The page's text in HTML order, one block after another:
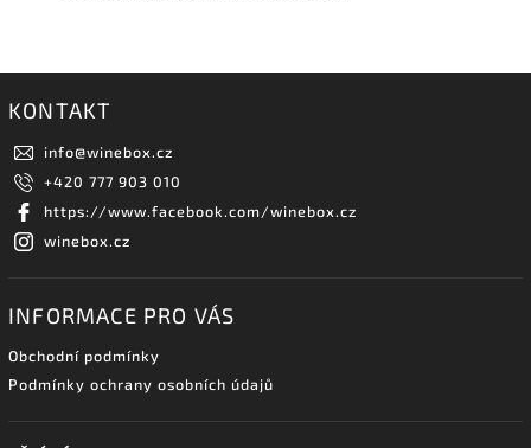
KONTAKT
info@winebox.cz
+420 777 903 010
https://www.facebook.com/winebox.cz
winebox.cz
INFORMACE PRO VÁS
Obchodní podmínky
Podmínky ochrany osobních údajů